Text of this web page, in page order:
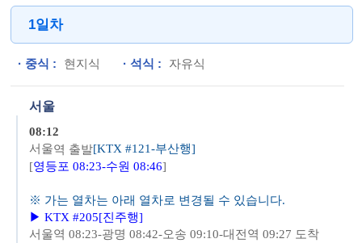
1일차
중식 현지식 석식 자유식
서울
08:12
서울역 출발[KTX #121-부산행]
[영등포 08:23-수원 08:46]
※ 가는 열차는 아래 열차로 변경될 수 있습니다.
▶ KTX #205[진주행]
서울역 08:23-광명 08:42-오송 09:10-대전역 09:27 도착